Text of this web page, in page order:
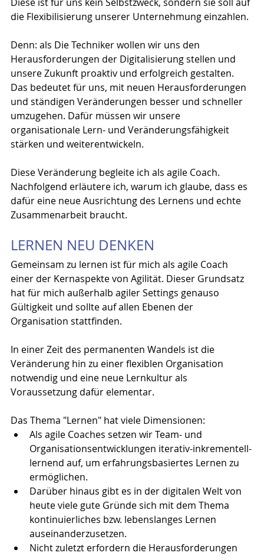
die Flexibilisierung unserer Unternehmung einzahlen.
Denn: als Die Techniker wollen wir uns den
Herausforderungen der Digitalisierung stellen und
unsere Zukunft proaktiv und erfolgreich gestalten.
Das bedeutet für uns, mit neuen Herausforderungen
und ständigen Veränderungen besser und schneller
umzugehen. Dafür müssen wir unsere
organisationale Lern- und Veränderungsfähigkeit
stärken und weiterentwickeln.
Diese Veränderung begleite ich als agile Coach.
Nachfolgend erläutere ich, warum ich glaube, dass es
dafür eine neue Ausrichtung des Lernens und echte
Zusammenarbeit braucht.
LERNEN NEU DENKEN
Gemeinsam zu lernen ist für mich als agile Coach
einer der Kernaspekte von Agilität. Dieser Grundsatz
hat für mich außerhalb agiler Settings genauso
Gültigkeit und sollte auf allen Ebenen der
Organisation stattfinden.
In einer Zeit des permanenten Wandels ist die
Veränderung hin zu einer flexiblen Organisation
notwendig und eine neue Lernkultur als
Voraussetzung dafür elementar.
Das Thema "Lernen" hat viele Dimensionen:
Als agile Coaches setzen wir Team- und
Organisationsentwicklungen iterativ-inkrementell-
lernend auf, um erfahrungsbasiertes Lernen zu
ermöglichen.
Darüber hinaus gibt es in der digitalen Welt von
heute viele gute Gründe sich mit dem Thema
kontinuierliches bzw. lebenslanges Lernen
auseinanderzusetzen.
Nicht zuletzt erfordern die Herausforderungen